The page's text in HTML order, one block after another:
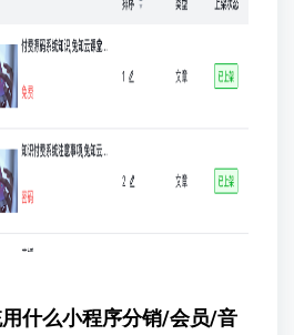
什么小程序分销/会员/音